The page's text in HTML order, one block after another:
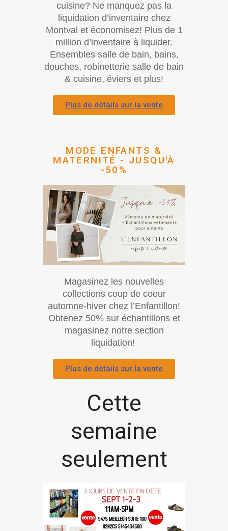
cuisine? Ne manquez pas la
liquidation d’inventaire chez
Montval et économisez! Plus de 1
million d’inventaire à liquider.
Ensembles salle de bain, bains,
douches, robinetterie salle de bain
& cuisine, éviers et plus!
Plus de détails sur la vente
MODE ENFANTS &
MATERNITÉ - JUSQU'À
-50%
Magasinez les nouvelles
collections coup de coeur
automne-hiver chez l’Enfantillon!
Obtenez 50% sur échantillons et
magasinez notre section
liquidation!
Plus de détails sur la vente
Cette
semaine
seulement